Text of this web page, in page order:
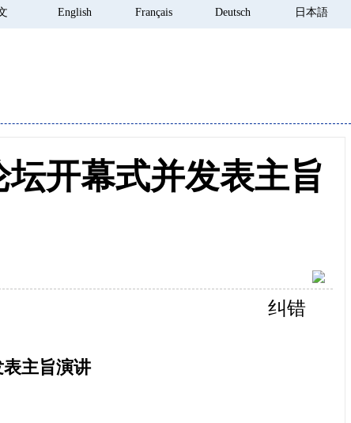
日本語
Deutsch
Français
English
开幕式并发表主旨
纠错
主旨演讲